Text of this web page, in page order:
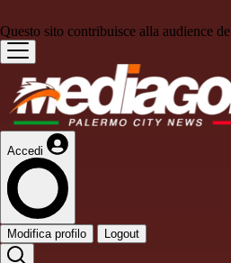
Questo sito contribuisce alla audience de
Accedi
Modifica profilo Logout